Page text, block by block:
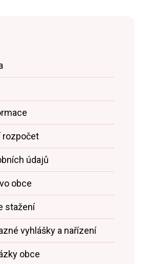
rozpočet
údajů
obce
stažení
vyhlášky a nařízení
obce